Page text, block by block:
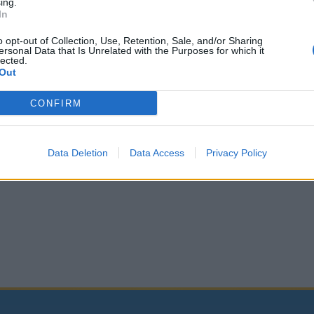
opt-out of Collection, Use, Retention, Sale, and/or Sharing
Data that Is Unrelated with the Purposes for which it
CONFIRM
Data Deletion Data Access Privacy Policy